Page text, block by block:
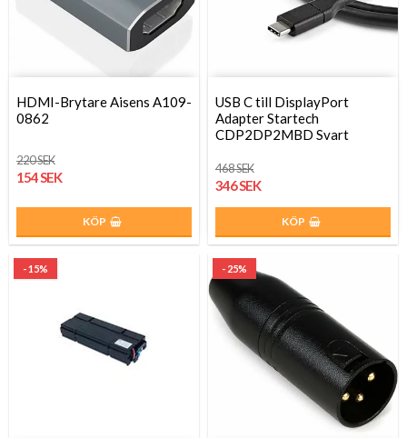
HDMI-Brytare Aisens A109-
0862
220 SEK
154 SEK
KÖP
USB C till DisplayPort
Adapter Startech
CDP2DP2MBD Svart
468 SEK
346 SEK
KÖP
- 15% - 25%